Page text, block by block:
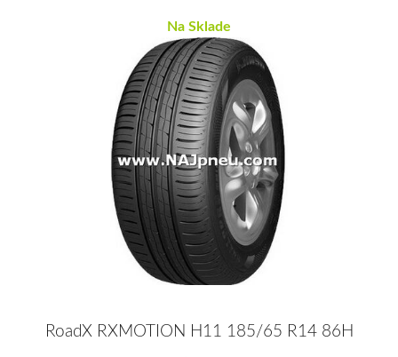
Na Sklade
RoadX RXMOTION H11 185/65 R14 86H